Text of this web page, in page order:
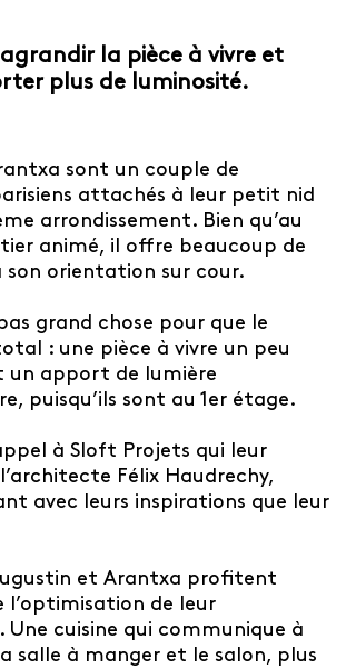
la pièce à vivre et
plus de luminosité.
sont un couple de
attachés à leur petit nid
arrondissement. Bien qu’au
animé, il offre beaucoup de
son orientation sur cour.
grand chose pour que le
: une pièce à vivre un peu
un apport de lumière
puisqu’ils sont au 1er étage.
à Sloft Projets qui leur
Félix Haudrechy,
avec leurs inspirations que leur
et Arantxa profitent
l’optimisation de leur
cuisine qui communique à
salle à manger et le salon, plus